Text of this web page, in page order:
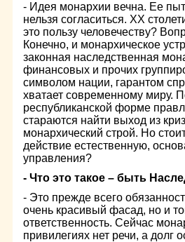
- Идея монархии вечна. Ее
нельзя согласиться. ХХ
это пользу человечеству?
Конечно, и монархическое
законная наследственная
финансовых и прочих
символом нации, гарантом
хватает современному миру.
республиканской форме
стараются найти выход из
монархический строй. Но
действие естественную,
управления?
- Что это такое – быть
- Это прежде всего
очень красивый фасад, но и
ответственность. Сейчас
привилегиях нет речи, а долг